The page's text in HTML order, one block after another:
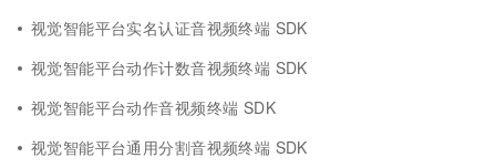
视觉智能平台实名认证音视频终端 SDK
视觉智能平台动作计数音视频终端 SDK
视觉智能平台动作音视频终端 SDK
视觉智能平台通用分割音视频终端 SDK